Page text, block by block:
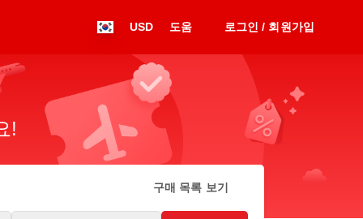
USD 도움 로그인 / 회원가입
!
구매 목록 보기